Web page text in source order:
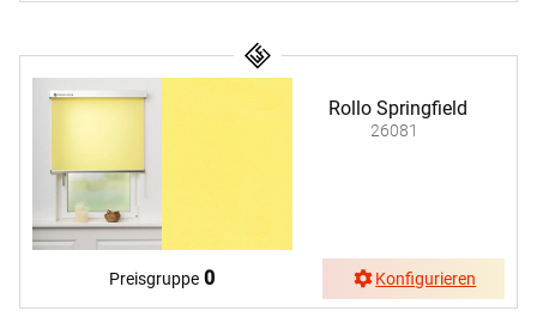
Rollo Springfield
26081
Preisgruppe 0 Konfigurieren